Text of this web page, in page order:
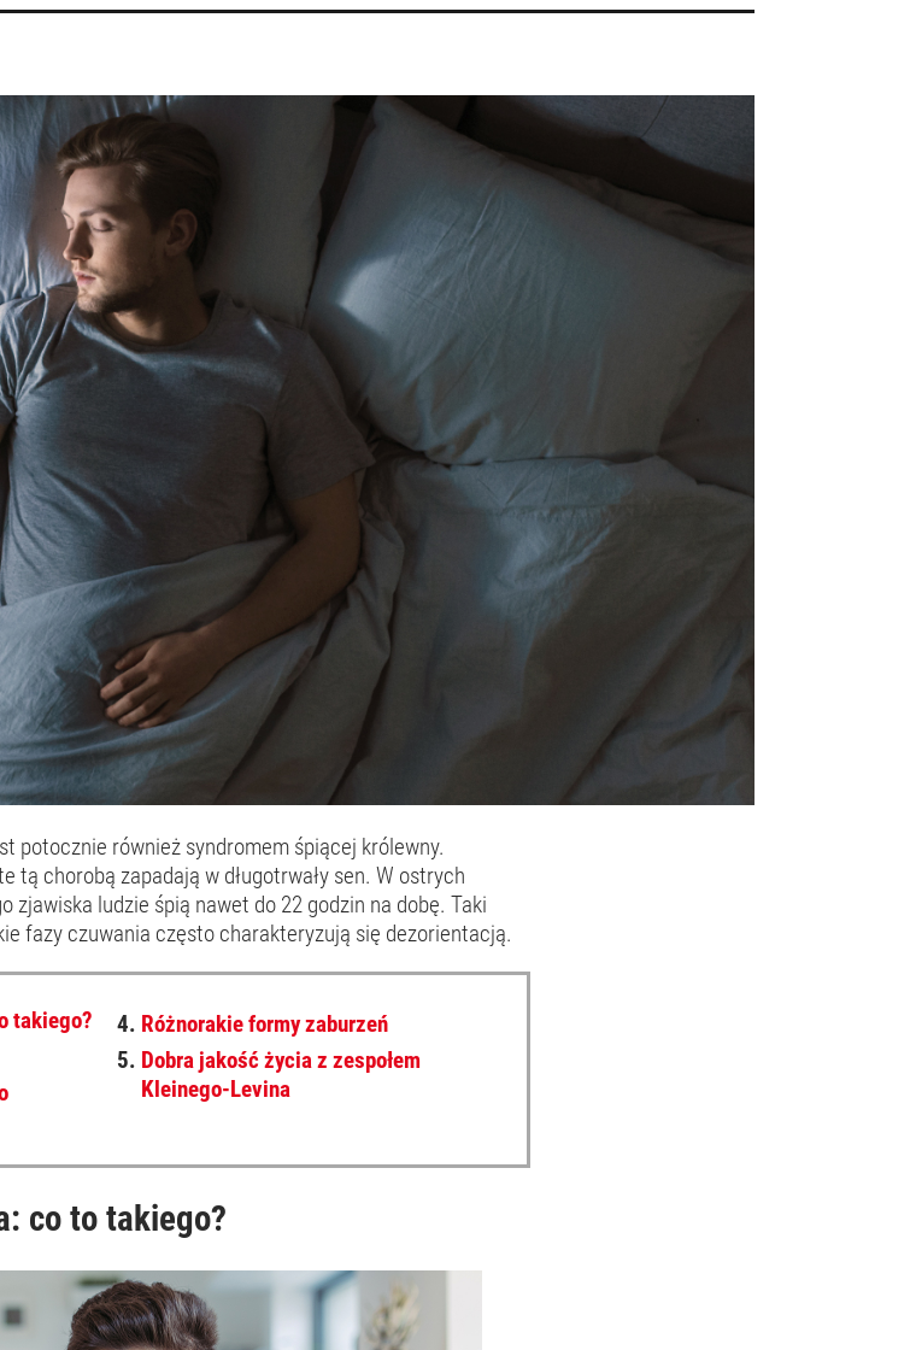
potocznie również syndromem śpiącej królewny.
tą chorobą zapadają w długotrwały sen. W ostrych
zjawiska ludzie śpią nawet do 22 godzin na dobę. Taki
fazy czuwania często charakteryzują się dezorientacją.
takiego?
4. Różnorakie formy zaburzeń
5. Dobra jakość życia z zespołem
Kleinego-Levina
co to takiego?